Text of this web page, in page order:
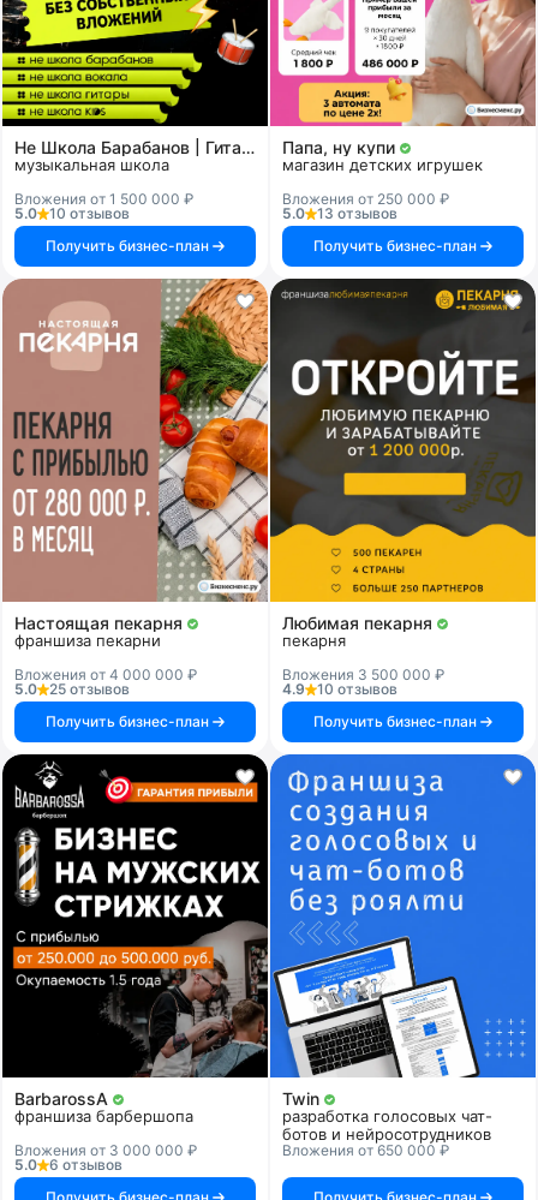
Не Школа Барабанов | Гитары | Вокала | KIDS
музыкальная школа
Вложения от 1 500 000 ₽
5.0
10 отзывов
Получить бизнес-план
Папа, ну купи
магазин детских игрушек
Вложения от 250 000 ₽
5.0
13 отзывов
Получить бизнес-план
Настоящая пекарня
франшиза пекарни
Вложения от 4 000 000 ₽
5.0
25 отзывов
Получить бизнес-план
Любимая пекарня
пекарня
Вложения 3 500 000 ₽
4.9
10 отзывов
Получить бизнес-план
BarbarossA
франшиза барбершопа
Вложения от 3 000 000 ₽
5.0
6 отзывов
Twin
разработка голосовых чат-
ботов и нейросотрудников
Вложения от 650 000 ₽